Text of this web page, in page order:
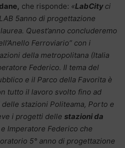
che risponde: «LabCity ci
5anno di progettazione
Quest’anno concluderemo
Ferroviario” con i
della metropolitana (Italia
Federico. Il tema del
e il Parco della Favorita è
tutto il lavoro svolto fino ad
stazioni Politeama, Porto e
i progetti delle stazioni da
Imperatore Federico che
5° anno di progettazione